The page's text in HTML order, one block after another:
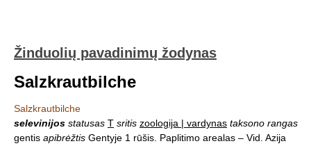
Žinduolių pavadinimų žodynas
Salzkrautbilche
Salzkrautbilche
selevinijos statusas T sritis zoologija | vardynas taksono rangas
gentis apibrėžtis Gentyje 1 rūšis. Paplitimo arealas – Vid. Azija